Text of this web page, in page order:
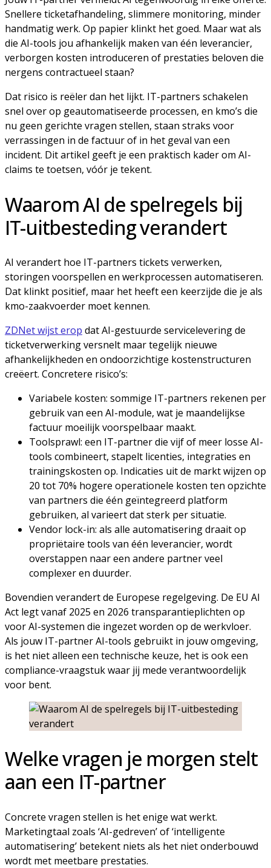
Snellere ticketafhandeling, slimmere monitoring, minder
handmatig werk. Op papier klinkt het goed. Maar wat als
die AI-tools jou afhankelijk maken van één leverancier,
verborgen kosten introduceren of prestaties beloven die
nergens contractueel staan?
Dat risico is reëler dan het lijkt. IT-partners schakelen
snel over op geautomatiseerde processen, en kmo’s die
nu geen gerichte vragen stellen, staan straks voor
verrassingen in de factuur of in het geval van een
incident. Dit artikel geeft je een praktisch kader om AI-
claims te toetsen, vóór je tekent.
Waarom AI de spelregels bij
IT-uitbesteding verandert
AI verandert hoe IT-partners tickets verwerken,
storingen voorspellen en werkprocessen automatiseren.
Dat klinkt positief, maar het heeft een keerzijde die je als
kmo-zaakvoerder moet kennen.
ZDNet wijst erop dat AI-gestuurde servicelevering de
ticketverwerking versnelt maar tegelijk nieuwe
afhankelijkheden en ondoorzichtige kostenstructuren
creëert. Concretere risico’s:
Variabele kosten: sommige IT-partners rekenen per
gebruik van een AI-module, wat je maandelijkse
factuur moeilijk voorspelbaar maakt.
Toolsprawl: een IT-partner die vijf of meer losse AI-
tools combineert, stapelt licenties, integraties en
trainingskosten op. Indicaties uit de markt wijzen op
20 tot 70% hogere operationele kosten ten opzichte
van partners die één geïntegreerd platform
gebruiken, al varieert dat sterk per situatie.
Vendor lock-in: als alle automatisering draait op
propriëtaire tools van één leverancier, wordt
overstappen naar een andere partner veel
complexer en duurder.
Bovendien verandert de Europese regelgeving. De EU AI
Act legt vanaf 2025 en 2026 transparantieplichten op
voor AI-systemen die ingezet worden op de werkvloer.
Als jouw IT-partner AI-tools gebruikt in jouw omgeving,
is het niet alleen een technische keuze, het is ook een
compliance-vraagstuk waar jij mede verantwoordelijk
voor bent.
Welke vragen je morgen stelt
aan een IT-partner
Concrete vragen stellen is het enige wat werkt.
Marketingtaal zoals ‘AI-gedreven’ of ‘intelligente
automatisering’ betekent niets als het niet onderbouwd
wordt met meetbare prestaties.